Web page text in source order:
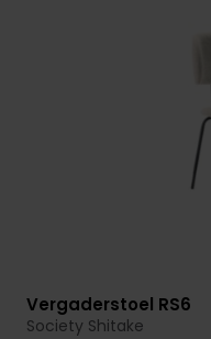
Bekijk product
Vergaderstoel RS6
Society Shitake